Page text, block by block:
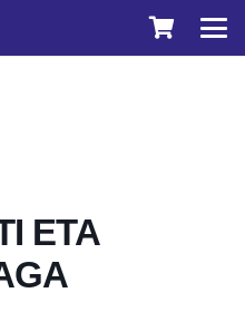
ETA